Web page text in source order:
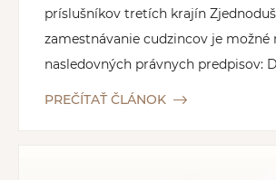
príslušníkov tretích krajín
zamestnávanie cudzincov je možné
nasledovných právnych predpisov: D
PREČÍTAŤ ČLÁNOK